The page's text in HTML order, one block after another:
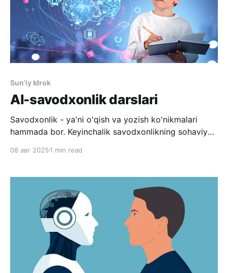
Sun'iy Idrok
AI-savodxonlik darslari
Savodxonlik - ya'ni o'qish va yozish ko'nikmalari
hammada bor. Keyinchalik savodxonlikning sohaviy
texnologiyalar, qurilmalar va dasturlar bilan ishlash
bilimlar, pulni boshqarish, asosiy xavfsizlik qoidalari
ko'nikmalari. Investitsion savodxonlik - investitsiya
08 авг 2025 1 min read